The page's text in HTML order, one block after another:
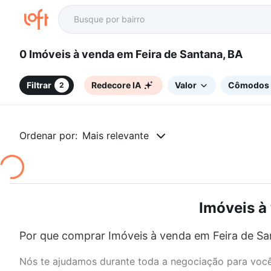
0 Imóveis à venda em Feira de Santana, BA
Filtrar 2 Redecore IA Valor Cômodos
Ordenar por: Mais relevante
Imóveis à
Por que comprar Imóveis à venda em Feira de
Nós te ajudamos durante toda a negociação para